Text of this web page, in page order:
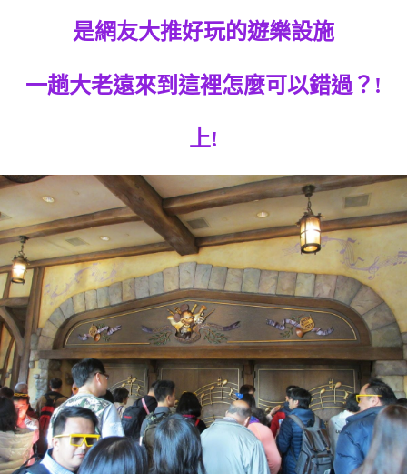
是網友大推好玩的遊樂設施
一趟大老遠來到這裡怎麼可以錯過？!
上!